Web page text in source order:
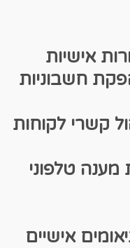
אישיות
חשבוניות
קשרי לקוחות
מענה טלפוני
אישיים